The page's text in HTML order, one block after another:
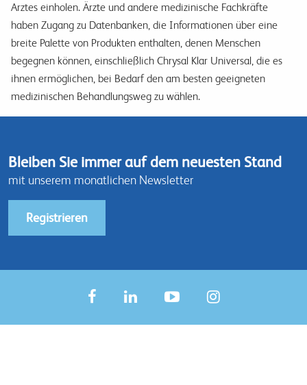
Arztes einholen. Ärzte und andere medizinische Fachkräfte
haben Zugang zu Datenbanken, die Informationen über eine
breite Palette von Produkten enthalten, denen Menschen
begegnen können, einschließlich Chrysal Klar Universal, die es
ihnen ermöglichen, bei Bedarf den am besten geeigneten
medizinischen Behandlungsweg zu wählen.
Bleiben Sie immer auf dem neuesten Stand
mit unserem monatlichen Newsletter
Registrieren